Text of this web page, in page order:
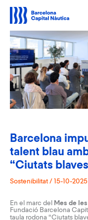
contingut
Barcelona
talent blau
“Ciutats
Sostenibilitat / 15-10-2025
En el marc del Mes de
Fundació Barcelona
taula rodona “Ciutats